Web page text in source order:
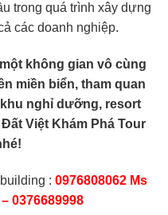
trong quá trình xây dựng
các doanh nghiệp.
không gian vô cùng
miền biển, tham quan
nghỉ dưỡng, resort
Việt Khám Phá Tour
: 0976808062 Ms
0376689998